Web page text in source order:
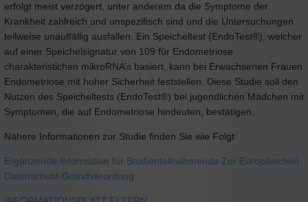
erfolgt meist verzögert, unter anderem da die Symptome der
Krankheit zahlreich und unspezifisch sind und die Untersuchungen
teilweise unauffällig ausfallen. Ein Speicheltest (EndoTest®), welcher
auf einer Speichelsignatur von 109 für Endometriose
charakteristichen mikroRNA’s basiert, kann bei Erwachsenen Frauen
Endometriose mit hoher Sicherheit feststellen. Diese Studie soll den
Nutzen des Speicheltests (EndoTest®) bei jugendlichen Mädchen mit
Symptomen, die auf Endometriose hindeuten, bestätigen.
Nähere Informationen zur Studie finden Sie wie Folgt:
Ergänzende Information für Studienteilnehmende Zur Europäischen
Datenschutz-Grundverordnug.